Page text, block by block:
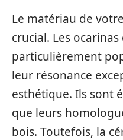
Le matériau de
crucial. Les ocarinas
particulièrement
leur résonance
esthétique. Ils sont
que leurs
bois. Toutefois, la